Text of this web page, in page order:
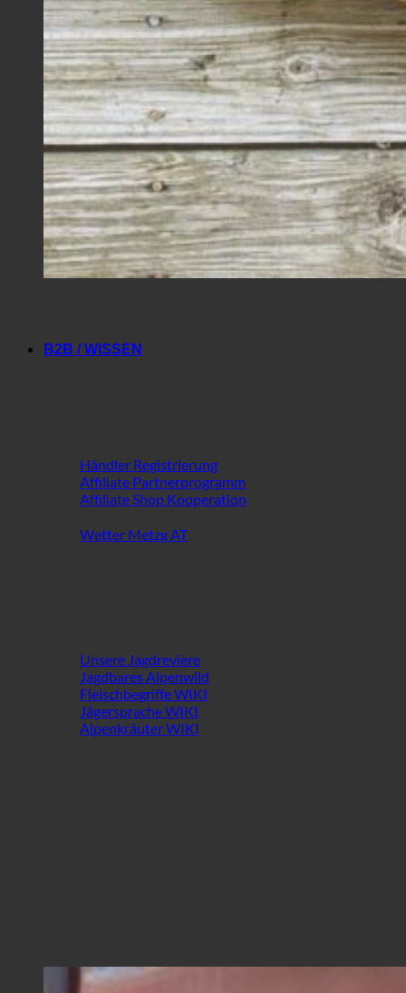
B2B / WISSEN
Händler Registrierung
Affiliate Partnerprogramm
Affiliate Shop Kooperation
Wetter Metzg AT
Unsere Jagdreviere
Jagdbares Alpenwild
Fleischbegriffe WIKI
Jägersprache WIKI
Alpenkräuter WIKI